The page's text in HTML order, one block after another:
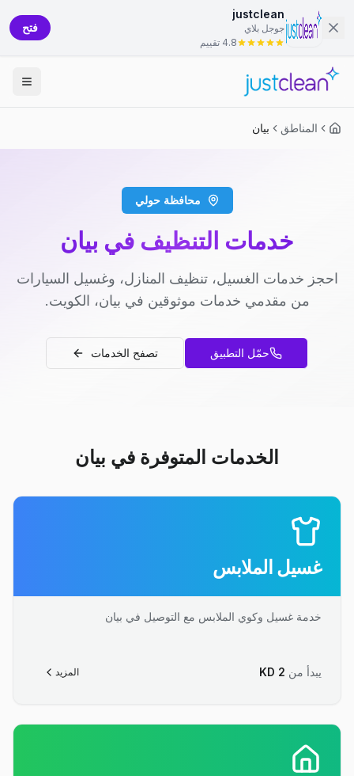
justclean
جوجل بلاي
4.8 تقييم
فتح
المناطق بيان
محافظة حولي
خدمات التنظيف في بيان
احجز خدمات الغسيل، تنظيف المنازل، وغسيل السيارات
من مقدمي خدمات موثوقين في بيان، الكويت.
حمّل التطبيق تصفح الخدمات
الخدمات المتوفرة في بيان
غسيل الملابس
خدمة غسيل وكوي الملابس مع التوصيل في بيان
يبدأ من KD 2 المزيد